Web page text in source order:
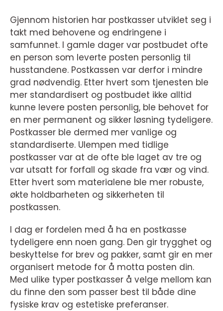
Gjennom historien har postkasser utviklet seg i
takt med behovene og endringene i
samfunnet. I gamle dager var postbudet ofte
en person som leverte posten personlig til
husstandene. Postkassen var derfor i mindre
grad nødvendig. Etter hvert som tjenesten ble
mer standardisert og postbudet ikke alltid
kunne levere posten personlig, ble behovet for
en mer permanent og sikker løsning tydeligere.
Postkasser ble dermed mer vanlige og
standardiserte. Ulempen med tidlige
postkasser var at de ofte ble laget av tre og
var utsatt for forfall og skade fra vær og vind.
Etter hvert som materialene ble mer robuste,
økte holdbarheten og sikkerheten til
postkassen.
I dag er fordelen med å ha en postkasse
tydeligere enn noen gang. Den gir trygghet og
beskyttelse for brev og pakker, samt gir en mer
organisert metode for å motta posten din.
Med ulike typer postkasser å velge mellom kan
du finne den som passer best til både dine
fysiske krav og estetiske preferanser.